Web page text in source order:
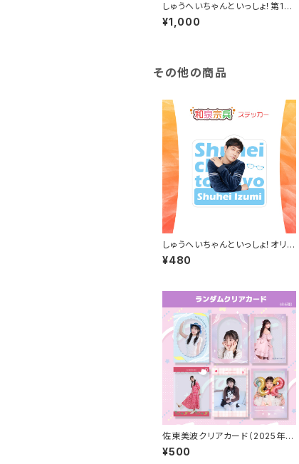
しゅうへいちゃんといっしょ！第10
夜ブロマイドA（星元裕月）
¥1,000
その他の商品
しゅうへいちゃんといっしょ！オリジ
ナルステッカー（和泉宗兵2022
冬）
¥480
佐東美波クリアカード（2025年4
月始まりカレンダーアザーカット）
¥500